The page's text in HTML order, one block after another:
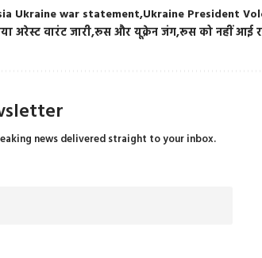
Ukraine war statement Ukraine President
अरेस्ट वारंट जारीरूस और यूक्रेन जंगरूस को नहीं आई
news delivered straight to your inbox.